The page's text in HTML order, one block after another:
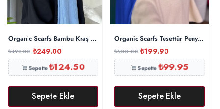
Organic Scarfs Bambu Kraş Şal Modeli – Bebe Mavi
₺499.00 ₺249.00
Sepette₺124.50
Sepete Ekle
Organic Scarfs Tesettür Penye Şal
₺500.00 ₺199.90
Sepette₺99.95
Sepete Ekle